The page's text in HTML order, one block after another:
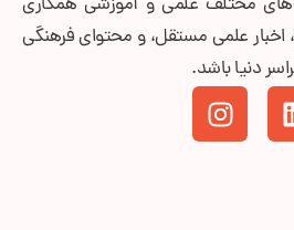
مختلف علمی و آموزشی همکاری
اخبار علمی مستقل، و محتوای فرهنگی
دنیا باشد.